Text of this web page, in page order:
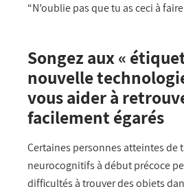
“N’oublie pas que tu as ceci à
Songez aux «
nouvelle
vous aider à
facilement égarés
Certaines personnes atteintes de
neurocognitifs à début précoce
difficultés à trouver des objets